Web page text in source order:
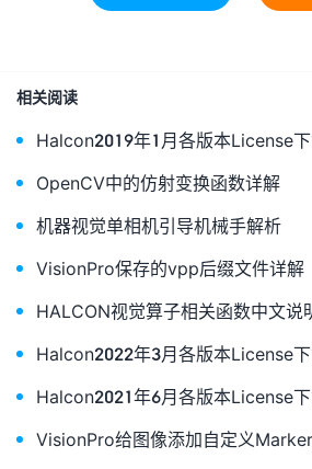
相关阅读
Halcon2019年1月各版本License
OpenCV中的仿射变换函数详解
机器视觉单相机引导机械手解析
VisionPro保存的vpp后缀文件详解
HALCON视觉算子相关函数中文
Halcon2022年3月各版本License
Halcon2021年6月各版本License
VisionPro给图像添加自定义